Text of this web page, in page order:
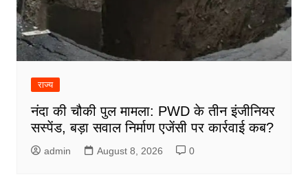
राज्य
नंदा की चौकी पुल मामला: PWD के तीन इंजीनियर
सस्पेंड, बड़ा सवाल निर्माण एजेंसी पर कार्रवाई कब?
admin August 8, 2026 0